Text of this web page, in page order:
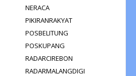
NERACA
PIKIRANRAKYAT
POSBELITUNG
POSKUPANG
RADARCIREBON
RADARMALANGDIGI